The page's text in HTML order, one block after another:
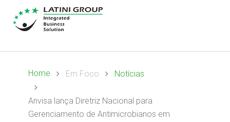
Home Em Foco Notícias
Anvisa lança Diretriz Nacional para
Gerenciamento de Antimicrobianos em